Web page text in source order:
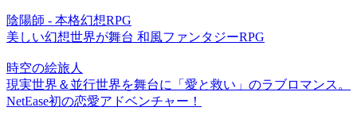
陰陽師 - 本格幻想RPG
美しい幻想世界が舞台 和風ファンタジーRPG
時空の絵旅人
現実世界＆並行世界を舞台に「愛と救い」のラブロマンス。
NetEase初の恋愛アドベンチャー！